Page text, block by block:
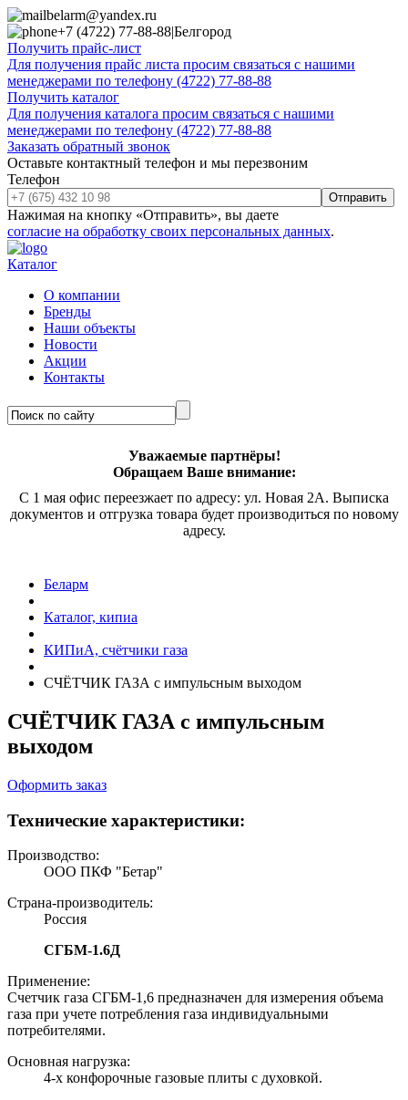
belarm@yandex.ru
+7 (4722) 77-88-88|Белгород
Получить прайс-лист
Для получения прайс листа просим связаться с нашими
менеджерами по телефону (4722) 77-88-88
Получить каталог
Для получения каталога просим связаться с нашими
менеджерами по телефону (4722) 77-88-88
Заказать обратный звонок
Оставьте контактный телефон и мы перезвоним
Телефон
Отправить
Нажимая на кнопку «Отправить», вы даете
согласие на обработку своих персональных данных.
Каталог
О компании
Бренды
Наши объекты
Новости
Акции
Контакты
Уважаемые партнёры!
Обращаем Ваше внимание:
С 1 мая офис переезжает по адресу: ул. Новая 2А. Выписка
документов и отгрузка товара будет производиться по новому
адресу.
Беларм
Каталог, кипиа
КИПиА, счётчики газа
СЧЁТЧИК ГАЗА с импульсным выходом
СЧЁТЧИК ГАЗА с импульсным
выходом
Оформить заказ
Технические характеристики:
Производство:
ООО ПКФ "Бетар"
Страна-производитель:
Россия
СГБМ-1.6Д
Применение:
Счетчик газа СГБМ-1,6 предназначен для измерения объема
газа при учете потребления газа индивидуальными
потребителями.
Основная нагрузка:
4-х конфорочные газовые плиты с духовкой.